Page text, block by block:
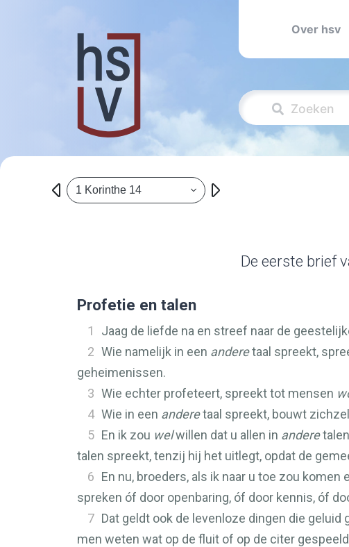
Over hsv
1 Korinthe 14
De eerste brief
Profetie en talen
1 Jaag de liefde na en streef naar de
2 Wie namelijk in een anderetaal spreekt,
geheimenissen.
3 Wie echter profeteert, spreekt tot mensen
4 Wie in een anderetaal spreekt, bouwt
5 En ik zou welwillen dat u allen in andere
talen spreekt, tenzij hij het uitlegt, opdat de
6 En nu, broeders, als ik naar u toe zou komen
spreken óf door openbaring, óf door kennis, óf
7 Dat geldt ook de levenloze dingen die geluid
men weten wat op de fluit of op de citer